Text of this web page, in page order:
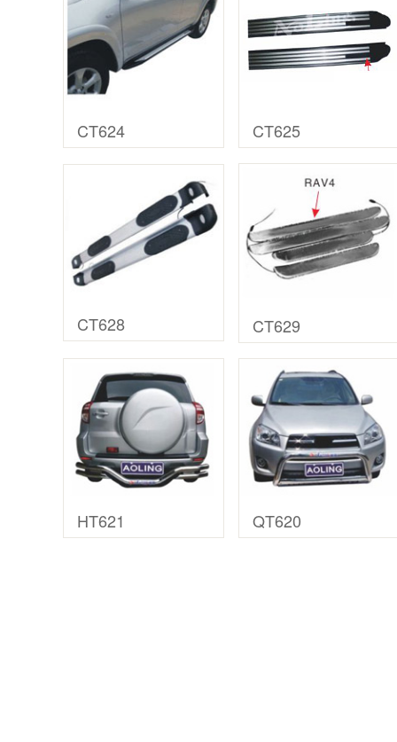
CT624 CT625
CT628 CT629
HT621 QT620